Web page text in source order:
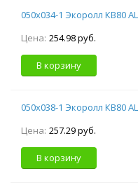
050х034-1 Экоролл КВ80
Цена: 254.98 руб.
В корзину
050х038-1 Экоролл КВ80
Цена: 257.29 руб.
В корзину